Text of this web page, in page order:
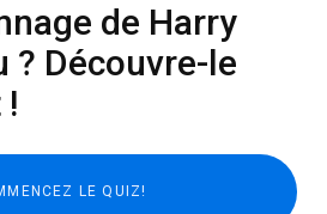
de Harry
? Découvre-le